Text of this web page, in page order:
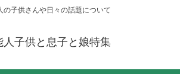
の子供さんや日々の話題について
人子供と息子と娘特集